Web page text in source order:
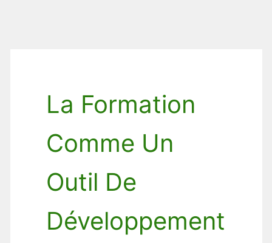
La Formation
Comme Un
Outil De
Développement